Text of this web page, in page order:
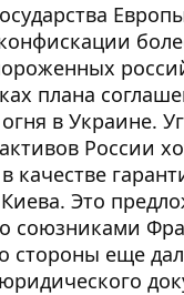
плана
в Украине.
России
качестве
Это
союзниками
стороны еще